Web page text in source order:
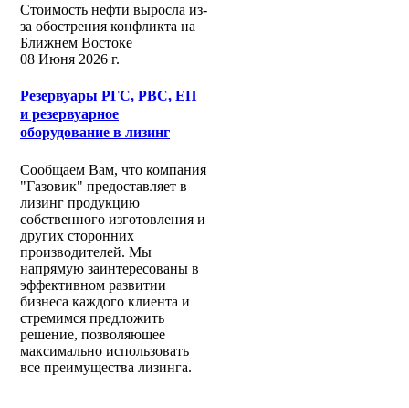
Стоимость нефти выросла из-
за обострения конфликта на
Ближнем Востоке
08 Июня 2026 г.
Резервуары РГС, РВС, ЕП
и резервуарное
оборудование в лизинг
Сообщаем Вам, что компания
"Газовик" предоставляет в
лизинг продукцию
собственного изготовления и
других сторонних
производителей. Мы
напрямую заинтересованы в
эффективном развитии
бизнеса каждого клиента и
стремимся предложить
решение, позволяющее
максимально использовать
все преимущества лизинга.